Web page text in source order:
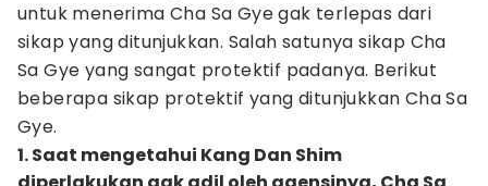
untuk menerima Cha Sa Gye gak terlepas dari
sikap yang ditunjukkan. Salah satunya sikap Cha
Sa Gye yang sangat protektif padanya. Berikut
beberapa sikap protektif yang ditunjukkan Cha Sa
Gye.
1. Saat mengetahui Kang Dan Shim